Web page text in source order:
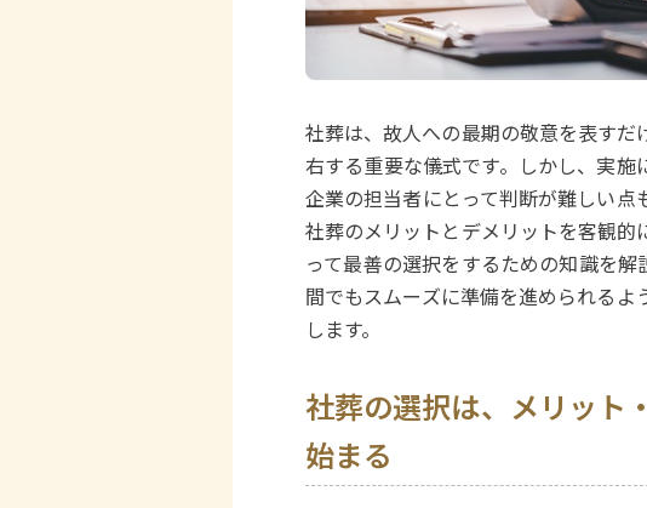
社葬は、故人への最期の敬意を表す
右する重要な儀式です。しかし、実施
企業の担当者にとって判断が難しい点
社葬のメリットとデメリットを客観的
って最善の選択をするための知識を
間でもスムーズに準備を進められる
します。
社葬の選択は、メリット
始まる